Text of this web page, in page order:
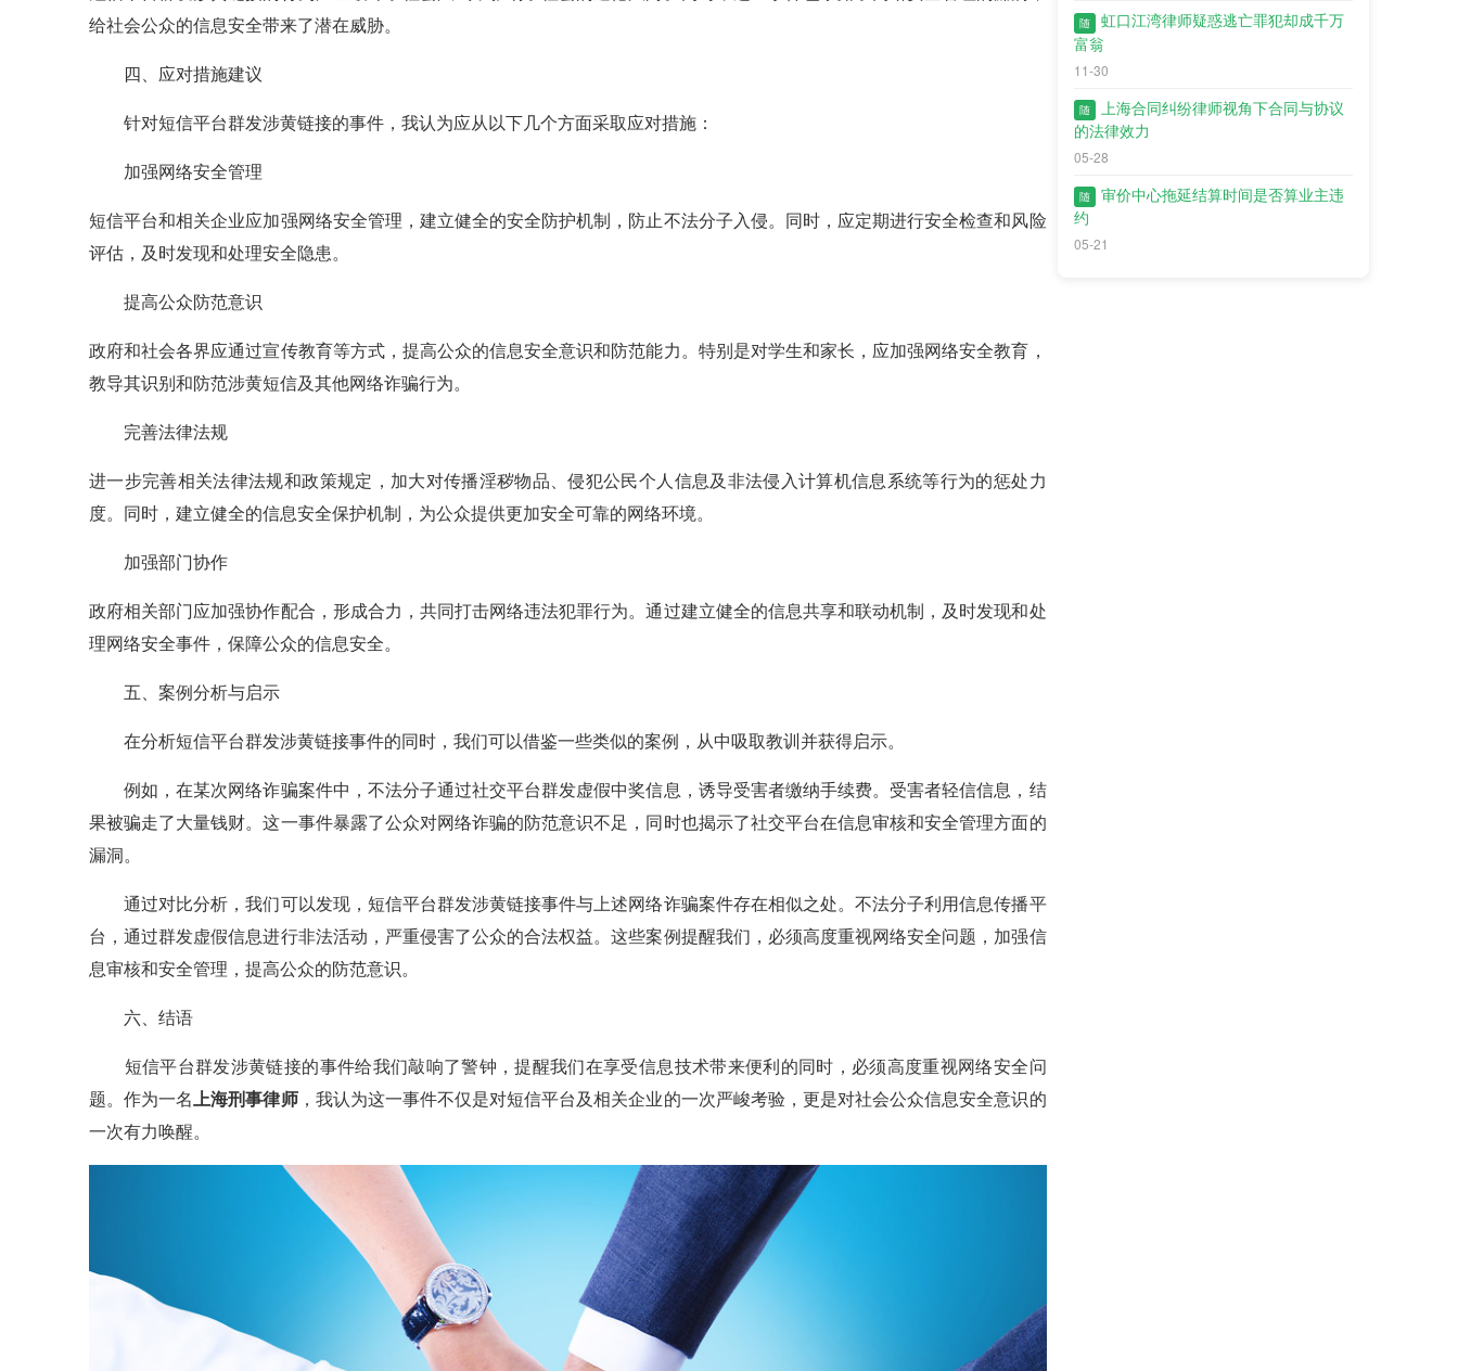
给社会公众的信息安全带来了潜在威胁。
四、应对措施建议
针对短信平台群发涉黄链接的事件，我认为应从以下几个方面采取应对措施：
加强网络安全管理
短信平台和相关企业应加强网络安全管理，建立健全的安全防护机制，防止不法分子入侵。同时，应定期进行安全检查和风险
评估，及时发现和处理安全隐患。
提高公众防范意识
政府和社会各界应通过宣传教育等方式，提高公众的信息安全意识和防范能力。特别是对学生和家长，应加强网络安全教育，
教导其识别和防范涉黄短信及其他网络诈骗行为。
完善法律法规
进一步完善相关法律法规和政策规定，加大对传播淫秽物品、侵犯公民个人信息及非法侵入计算机信息系统等行为的惩处力
度。同时，建立健全的信息安全保护机制，为公众提供更加安全可靠的网络环境。
加强部门协作
政府相关部门应加强协作配合，形成合力，共同打击网络违法犯罪行为。通过建立健全的信息共享和联动机制，及时发现和处
理网络安全事件，保障公众的信息安全。
五、案例分析与启示
在分析短信平台群发涉黄链接事件的同时，我们可以借鉴一些类似的案例，从中吸取教训并获得启示。
例如，在某次网络诈骗案件中，不法分子通过社交平台群发虚假中奖信息，诱导受害者缴纳手续费。受害者轻信信息，结
果被骗走了大量钱财。这一事件暴露了公众对网络诈骗的防范意识不足，同时也揭示了社交平台在信息审核和安全管理方面的
漏洞。
通过对比分析，我们可以发现，短信平台群发涉黄链接事件与上述网络诈骗案件存在相似之处。不法分子利用信息传播平
台，通过群发虚假信息进行非法活动，严重侵害了公众的合法权益。这些案例提醒我们，必须高度重视网络安全问题，加强信
息审核和安全管理，提高公众的防范意识。
六、结语
短信平台群发涉黄链接的事件给我们敲响了警钟，提醒我们在享受信息技术带来便利的同时，必须高度重视网络安全问
题。作为一名
上海刑事律师，我认为这一事件不仅是对短信平台及相关企业的一次严峻考验，更是对社会公众信息安全意识的
一次有力唤醒。
随
虹口江湾​律师疑惑逃亡罪犯却成千万
富翁
11-30
随
上海合同纠纷律师视角下合同与协议
的法律效力
05-28
随
审价中心拖延结算时间是否算业主违
约
05-21